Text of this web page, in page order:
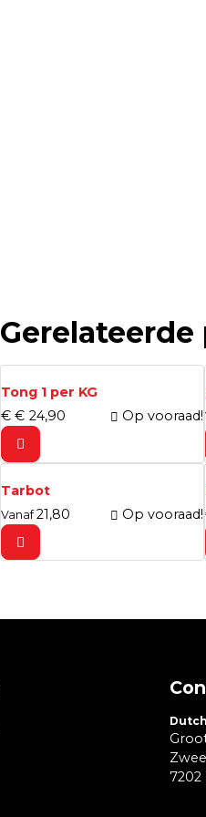
Tong 1 per KG
€ € 24,90 Op vooraad!
Tarbot
Vanaf21,80 Op vooraad!
7202